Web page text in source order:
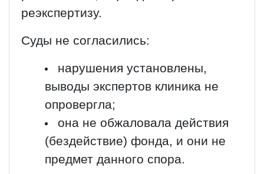
реэкспертизу.
Суды не согласились:
нарушения установлены,
выводы экспертов клиника не
опровергла;
она не обжаловала действия
(бездействие) фонда, и они не
предмет данного спора.